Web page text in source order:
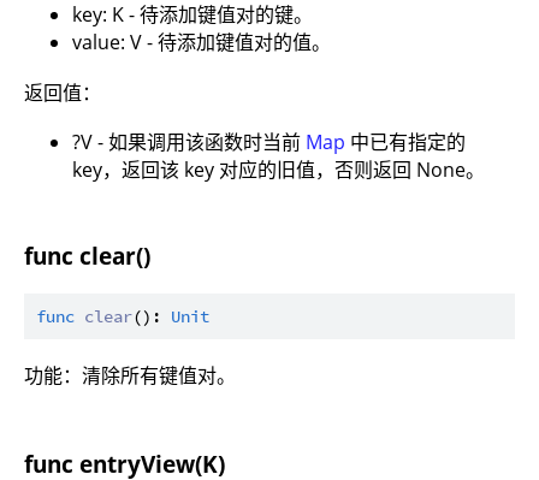
key: K - 待添加键值对的键。
value: V - 待添加键值对的值。
返回值：
?V - 如果调用该函数时当前 Map 中已有指定的
key，返回该 key 对应的旧值，否则返回 None。
func clear()
func clear(): Unit
功能：清除所有键值对。
func entryView(K)